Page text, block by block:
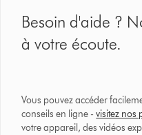
Besoin d'aide ?
à votre écoute.
Vous pouvez accéder
conseils en ligne -visitez nos
votre appareil, des vidéos